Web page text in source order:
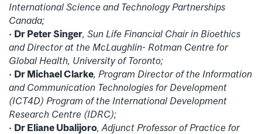
International Science and Technology Partnerships
Canada;
• Dr Peter Singer, Sun Life Financial Chair in Bioethics
and Director at the McLaughlin- Rotman Centre for
Global Health, University of Toronto;
• Dr Michael Clarke, Program Director of the Information
and Communication Technologies for Development
(ICT4D) Program of the International Development
Research Centre (IDRC);
• Dr Eliane Ubalijoro, Adjunct Professor of Practice for